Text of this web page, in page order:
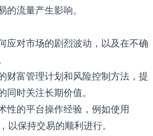
的流量产生影响。
应对市场的剧烈波动，以及在不确
财富管理计划和风险控制方法，提
同时关注长期价值。
性的平台操作经验，例如使用
以保持交易的顺利进行。